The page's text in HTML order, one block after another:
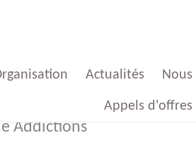
Actualités Nous
Appels d'offres
Addictions